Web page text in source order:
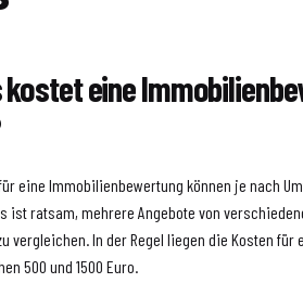
kostet eine
eine Immobilienbewertung können je nach
ist ratsam, mehrere Angebote von
vergleichen. In der Regel liegen die Kosten für
500 und 1500 Euro.